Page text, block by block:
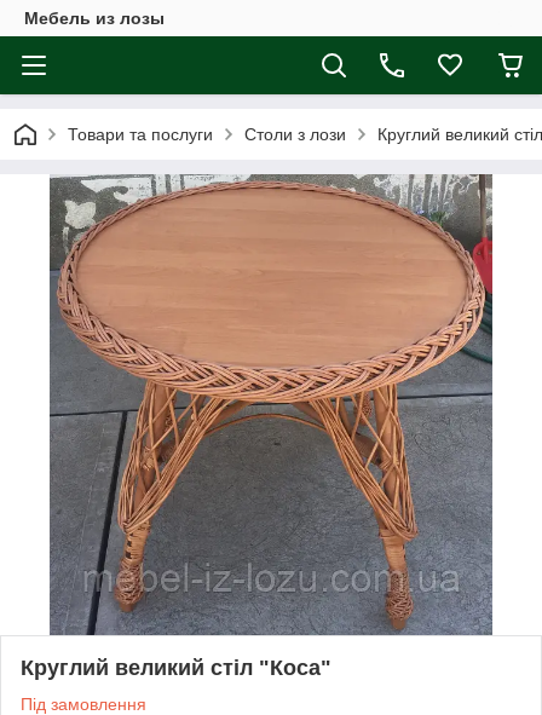
Мебель из лозы
Товари та послуги Столи з лози Круглий великий
Круглий великий стіл "Коса"
Під замовлення